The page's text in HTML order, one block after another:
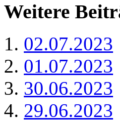
Weitere
02.07.2023
01.07.2023
30.06.2023
29.06.2023